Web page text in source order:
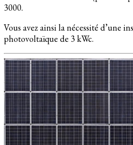
3000.
Vous avez ainsi la nécessité d’une
photovoltaïque de 3 kWc.